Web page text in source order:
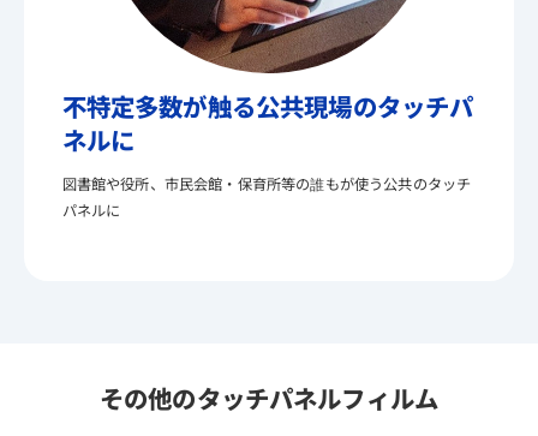
不特定多数が触る公共現場のタッチパ
ネルに
図書館や役所、市民会館・保育所等の誰もが使う公共のタッチ
パネルに
その他のタッチパネルフィルム